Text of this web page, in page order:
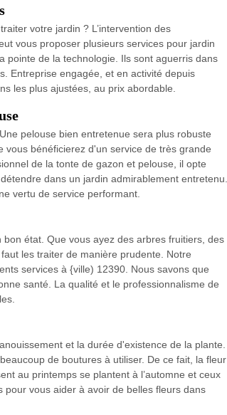
votre jardin ? L’intervention des
vous proposer plusieurs services pour jardin
pointe de la technologie. Ils sont aguerris dans
Entreprise engagée, et en activité depuis
les plus ajustées, au prix abordable.
pelouse bien entretenue sera plus robuste
bénéficierez d'un service de très grande
de la tonte de gazon et pelouse, il opte
dans un jardin admirablement entretenu.
vertu de service performant.
bon état. Que vous ayez des arbres fruitiers, des
les traiter de manière prudente. Notre
services à {ville) 12390. Nous savons que
santé. La qualité et le professionnalisme de
et la durée d'existence de la plante.
de boutures à utiliser. De ce fait, la fleur
au printemps se plantent à l’automne et ceux
vous aider à avoir de belles fleurs dans